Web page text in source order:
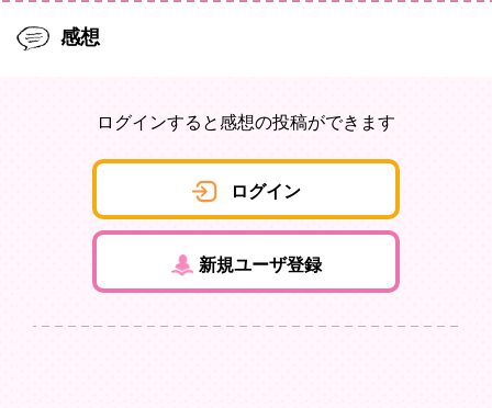
感想
ログインすると感想の投稿ができます
ログイン
新規ユーザ登録